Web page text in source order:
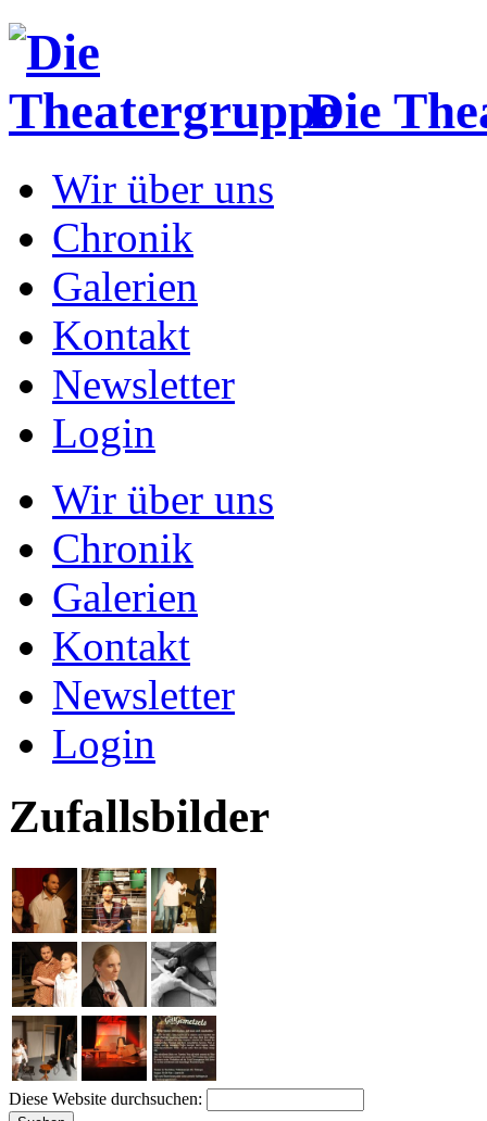
Die
Wir über uns
Chronik
Galerien
Kontakt
Newsletter
Login
Wir über uns
Chronik
Galerien
Kontakt
Newsletter
Login
Zufallsbilder
Diese Website durchsuchen: